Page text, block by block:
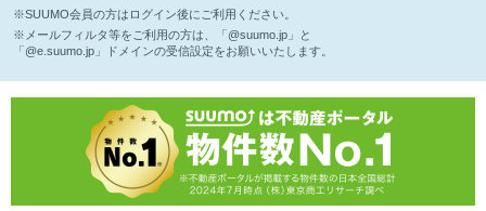
※SUUMO会員の方はログイン後にご利用ください。
※メールフィルタ等をご利用の方は、「@suumo.jp」と
「@e.suumo.jp」ドメインの受信設定をお願いいたします。